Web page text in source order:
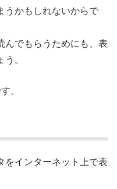
かもしれないからで
んでもらうためにも、表
。
。
をインターネット上で表